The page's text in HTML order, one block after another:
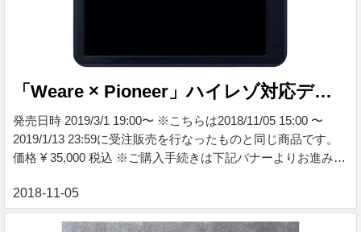
「Weare × Pioneer」ハイレゾ対応デジタルオーディオプレイヤー
発売日時 2019/3/1 19:00〜 ※こちらは2018/11/05 15:00 〜
2019/1/13 23:59に受注販売を行なったものと同じ商品です。
価格 ¥ 35,000 税込 ※ご購入手続きは下記バナーよりお進みく
タルオーディオプレイヤー ※こちらは受注生産の商品です。
発送開始時期は、2019年2月以降を予定しております。 ■ディ